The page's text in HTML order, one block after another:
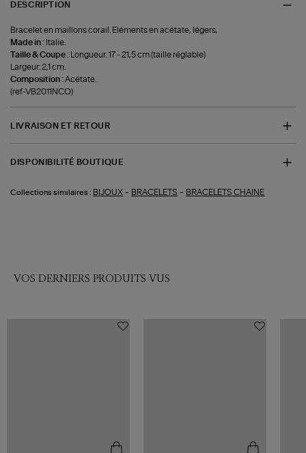
DESCRIPTION
Bracelet en maillons corail. Eléments en acétate, légers,
Made in : Italie.
Taille & Coupe :
Longueur: 17 - 21,5 cm (taille réglable)
Largeur: 2,1 cm.
Composition :Acétate.
(ref-VB2011NCO)
LIVRAISON ET RETOUR
DISPONIBILITÉ BOUTIQUE
Collections similaires : BIJOUX - BRACELETS - BRACELETS CHAINE
VOS DERNIERS PRODUITS VUS